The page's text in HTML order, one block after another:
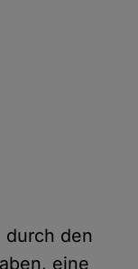
durch den
eine